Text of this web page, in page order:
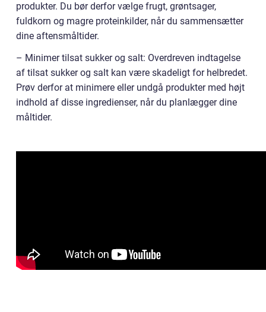
produkter. Du bør derfor vælge frugt, grøntsager,
fuldkorn og magre proteinkilder, når du sammensætter
dine aftensmåltider.
– Minimer tilsat sukker og salt: Overdreven indtagelse
af tilsat sukker og salt kan være skadeligt for helbredet.
Prøv derfor at minimere eller undgå produkter med højt
indhold af disse ingredienser, når du planlægger dine
måltider.